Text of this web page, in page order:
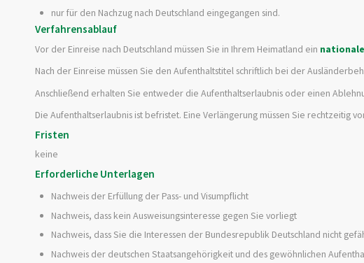
nur für den Nachzug nach Deutschland eingegangen sind.
Verfahrensablauf
Vor der Einreise nach Deutschland müssen Sie in Ihrem Heimatland ein
Nach der Einreise müssen Sie den Aufenthaltstitel schriftlich bei der
Anschließend erhalten Sie entweder die Aufenthaltserlaubnis oder einen
Die Aufenthaltserlaubnis ist befristet. Eine Verlängerung müssen Sie rechtzeitig
Fristen
keine
Erforderliche Unterlagen
Nachweis der Erfüllung der Pass- und Visumpflicht
Nachweis, dass kein Ausweisungsinteresse gegen Sie vorliegt
Nachweis, dass Sie die Interessen der Bundesrepublik Deutschland nicht
Nachweis der deutschen Staatsangehörigkeit und des gewöhnlichen